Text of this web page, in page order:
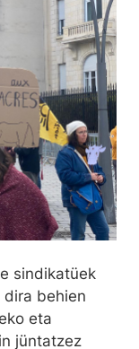
sindikatüek
behien
eta
jüntatzez